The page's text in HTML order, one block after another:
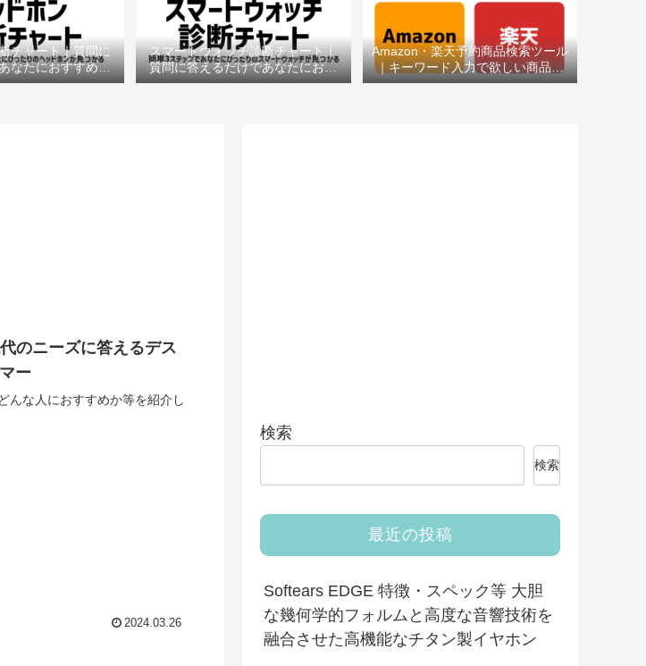
チャート｜質問に
なたにおすすめの
がわかる
スマートウォッチ診断チャート｜
質問に答えるだけであなたにおす
すめの機種がわかる
Amazon・楽天予約商品検索ツール
｜キーワード入力で欲しい商品を
即チェック
のニーズに答えるデス
ー
んな人におすすめか等を紹介し
2024.03.26
検索
検索
最近の投稿
Softears EDGE 特徴・スペック等 大胆
な幾何学的フォルムと高度な音響技術を
融合させた高機能なチタン製イヤホン